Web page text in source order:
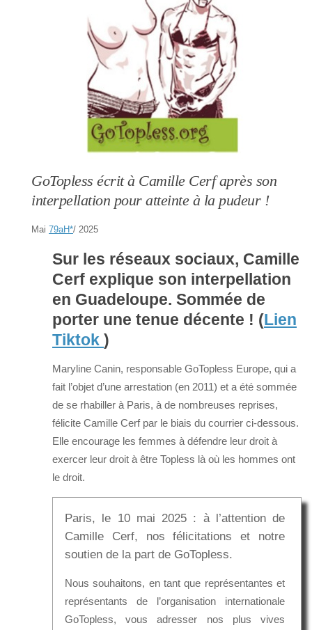
GoTopless écrit à Camille Cerf après son
interpellation pour atteinte à la pudeur !
Mai 79aH*/ 2025
Sur les réseaux sociaux, Camille
Cerf explique son interpellation
en Guadeloupe. Sommée de
porter une tenue décente ! ( Lien
Tiktok )
Maryline Canin, responsable GoTopless Europe, qui a
fait l’objet d’une arrestation (en 2011) et a été sommée
de se rhabiller à Paris, à de nombreuses reprises,
félicite Camille Cerf par le biais du courrier ci-dessous.
Elle encourage les femmes à défendre leur droit à
exercer leur droit à être Topless là où les hommes ont
le droit.
Paris, le 10 mai 2025 : à l’attention de
Camille Cerf, nos félicitations et notre
soutien de la part de GoTopless.
Nous souhaitons, en tant que représentantes et
représentants de l’organisation internationale
GoTopless, vous adresser nos plus vives